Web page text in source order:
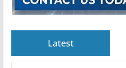
Latest